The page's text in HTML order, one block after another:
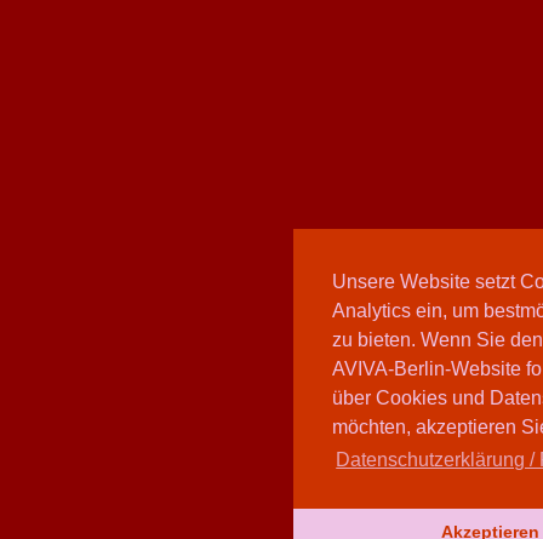
Unsere Website setzt
Analytics ein, um
zu bieten. Wenn Sie
AVIVA-Berlin-Website
über Cookies und
möchten, akzeptieren
Datenschutzerklärung /